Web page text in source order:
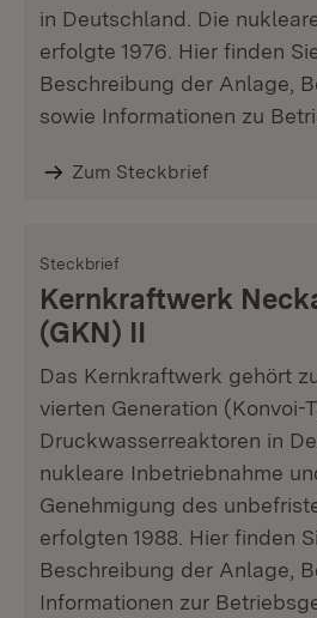
in Deutschland. Die
erfolgte 1976. Hier finden
Beschreibung der Anlage,
sowie Informationen zu
Zum Steckbrief
Steckbrief
Kernkraftwerk
(GKN) II
Das Kernkraftwerk gehört
vierten Generation (Konvoi-
Druckwasserreaktoren in
nukleare Inbetriebnahme
Genehmigung des
erfolgten 1988. Hier finden
Beschreibung der Anlage,
Informationen zur